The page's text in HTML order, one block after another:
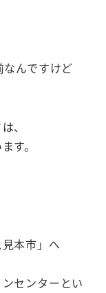
んですけど
、
す。
本市」へ
センターとい